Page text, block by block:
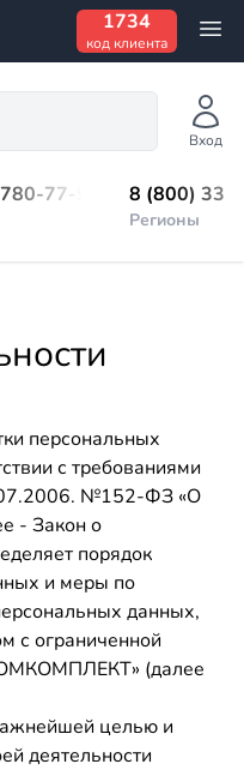
1734
код клиента
Вход
77-98 8 (800)
Регионы
персональных
с требованиями
№152-ФЗ «О
- Закон о
порядок
и меры по
данных,
с ограниченной
(далее
целью и
деятельности